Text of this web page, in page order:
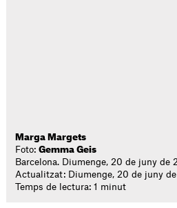
Marga Margets
Foto:Gemma Geis
Barcelona. Diumenge, 20 de juny de
Actualitzat: Diumenge, 20 de juny de
Temps de lectura: 1 minut